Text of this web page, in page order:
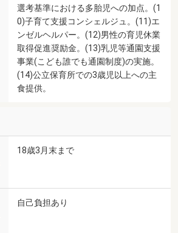
選考基準における多胎児への加点。(1
0)子育て支援コンシェルジュ。(11)エ
ンゼルヘルパー。(12)男性の育児休業
取得促進奨励金。(13)乳児等通園支援
事業(こども誰でも通園制度)の実施。
(14)公立保育所での3歳児以上への主
食提供。
18歳3月末まで
自己負担あり